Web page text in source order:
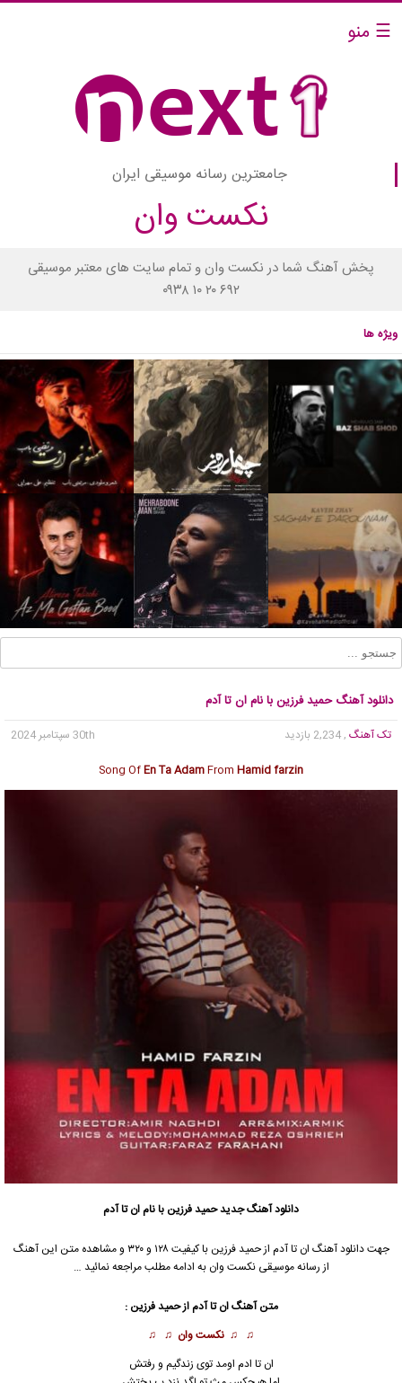
☰ منو
جامعترین رسانه موسیقی ایران
نکست وان
پخش آهنگ شما در نکست وان و تمام سایت های معتبر موسیقی
۰۹۳۸ ۱۰ ۲۰ ۶۹۲
ویژه ها
دانلود آهنگ حمید فرزین با نام ان تا آدم
تک آهنگ , 2,234 بازدید
30th سپتامبر 2024
Song OfEn Ta AdamFrom Hamid farzin
دانلود آهنگ جدیدحمید فرزین با نام ان تا آدم
جهت دانلود آهنگ ان تا آدم از حمید فرزین با کیفیت ۱۲۸ و ۳۲۰ و مشاهده متن این آهنگ
از رسانه موسیقی نکست وان به ادامه مطلب مراجعه نمائید …
متن آهنگ ان تا آدم از حمید فرزین :
♫ ♫ نکست وان ♫ ♫
ان تا ادم اومد توی زندگیم و رفتش